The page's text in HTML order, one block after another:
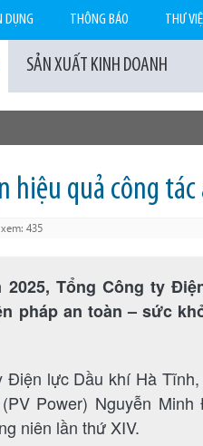
SẢN XUẤT KINH DOANH
DỤNG THÔNG BÁO THƯ
hiệu quả công
435
2025, Tổng Công ty
pháp an toàn – sức
Điện lực Dầu khí Hà
Power) Nguyễn
niên lần thứ XIV.